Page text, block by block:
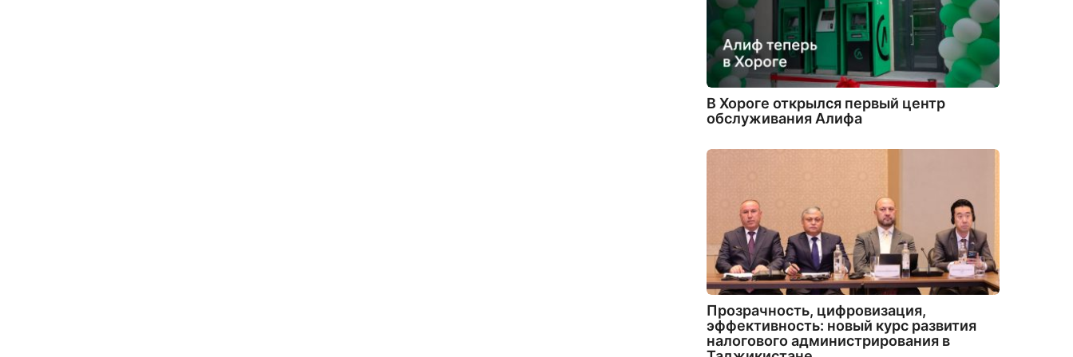
В Хороге открылся первый центр
обслуживания Алифа
Прозрачность, цифровизация,
эффективность: новый курс развития
налогового администрирования в